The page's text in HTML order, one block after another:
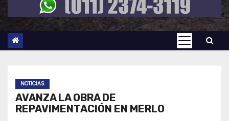
NOTICIAS
AVANZA LA OBRA DE
REPAVIMENTACIÓN EN MERLO